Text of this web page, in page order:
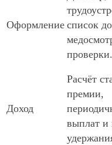
Оформление список
проверки.
Доход
Расчёт
премии,
выплат и